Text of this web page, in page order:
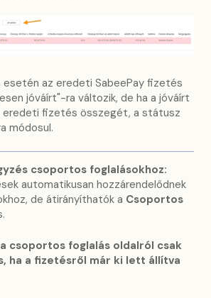
esetén az eredeti SabeePay fizetés
jóváírt"-ra változik, de ha a jóváírt
eredeti fizetés összegét, a státusz
módosul.
csoportos foglalásokhoz:
automatikusan hozzárendelődnek
de átirányíthatók a Csoportos
csoportos foglalás oldalról csak
ha a fizetésről már ki lett állítva